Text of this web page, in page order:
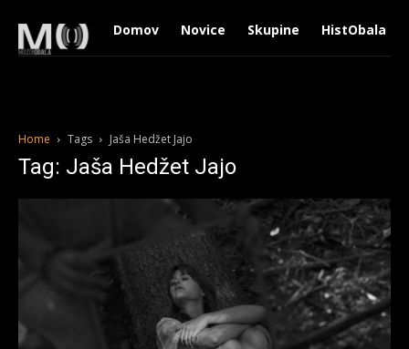
Domov Novice Skupine HistObala
Home Tags Jaša Hedžet Jajo
Tag: Jaša Hedžet Jajo